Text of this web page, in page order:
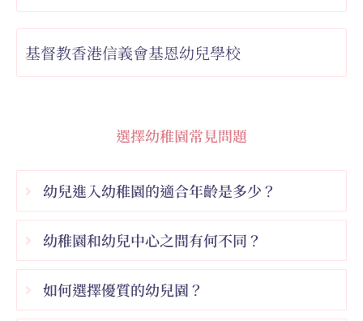
基督教香港信義會基恩幼兒學校
選擇幼稚園常見問題
幼兒進入幼稚園的適合年齡是多少？
幼稚園和幼兒中心之間有何不同？
如何選擇優質的幼兒園？